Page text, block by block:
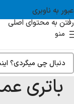
عبور به ناوبری
رفتن به محتوای اصلی
منو
باتری